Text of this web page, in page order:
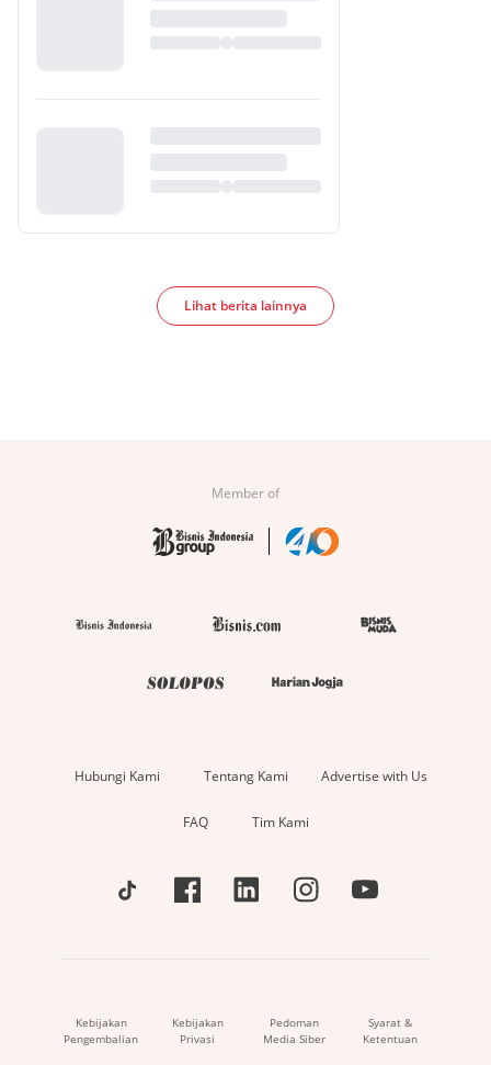
Lihat berita lainnya
Member of
Hubungi Kami Tentang Kami Advertise with Us
FAQ Tim Kami
Kebijakan
Pengembalian
Kebijakan
Privasi
Pedoman
Media Siber
Syarat &
Ketentuan